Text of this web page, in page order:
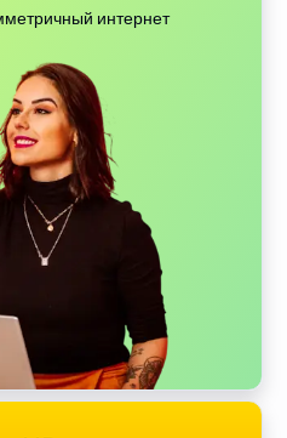
интернет